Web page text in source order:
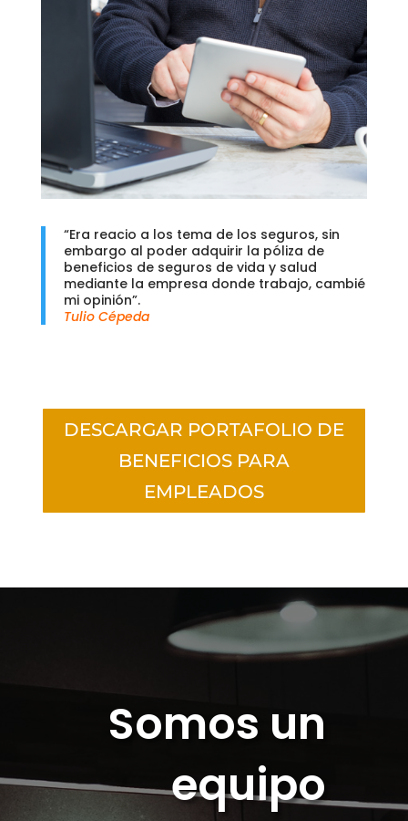
“Era reacio a los tema de los seguros, sin
embargo al poder adquirir la póliza de
beneficios de seguros de vida y salud
mediante la empresa donde trabajo, cambié
mi opinión”.
Tulio Cépeda
DESCARGAR PORTAFOLIO DE
BENEFICIOS PARA
EMPLEADOS
Somos un
equipo